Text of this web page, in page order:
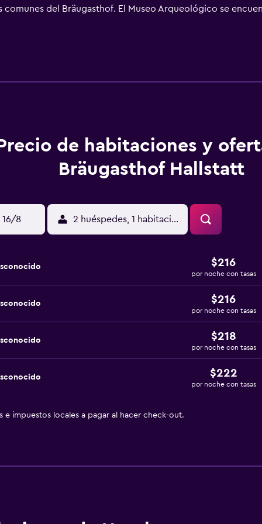
comunes del Bräugasthof. El Museo Arqueológico se
de habitaciones y
Bräugasthof Hallstatt
16/8 2 huéspedes, 1 habitación
$216
por noche con tasas
$216
por noche con tasas
$218
por noche con tasas
$222
por noche con tasas
e impuestos locales a pagar al hacer check-out.